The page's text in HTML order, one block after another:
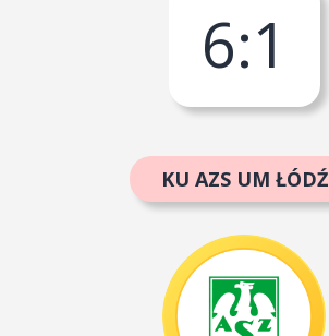
6:1
KU AZS UM ŁÓDŹ